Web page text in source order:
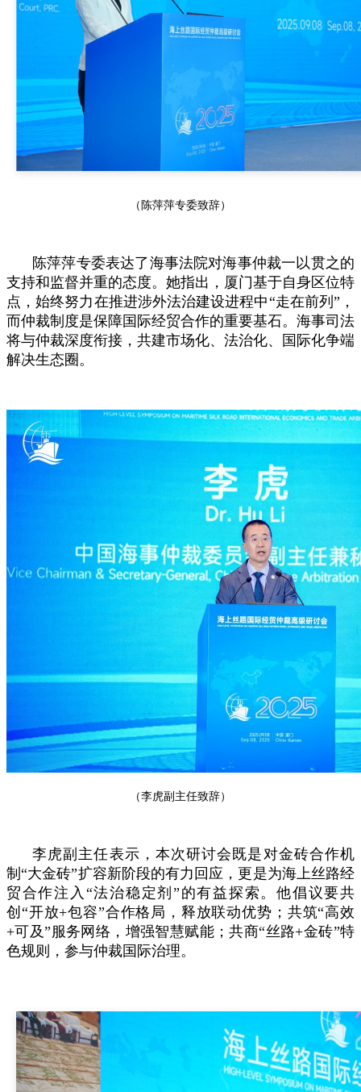
（陈萍萍专委致辞）
陈萍萍专委表达了海事法院对海事仲裁一以贯之的
支持和监督并重的态度。她指出，厦门基于自身区位特
点，始终努力在推进涉外法治建设进程中“走在前列”，
而仲裁制度是保障国际经贸合作的重要基石。海事司法
将与仲裁深度衔接，共建市场化、法治化、国际化争端
解决生态圈。
（李虎副主任致辞）
李虎副主任表示，本次研讨会既是对金砖合作机
制“大金砖”扩容新阶段的有力回应，更是为海上丝路经
贸合作注入“法治稳定剂”的有益探索。他倡议要共
创“开放+包容”合作格局，释放联动优势；共筑“高效
+可及”服务网络，增强智慧赋能；共商“丝路+金砖”特
色规则，参与仲裁国际治理。